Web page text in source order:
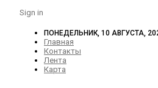
Sign in
ПОНЕДЕЛЬНИК, 10 АВГУСТА,
Главная
Контакты
Лента
Карта